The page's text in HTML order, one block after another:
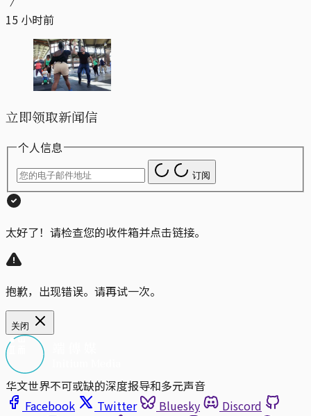
15 小时前
立即领取新闻信
个人信息
订阅
太好了！请检查您的收件箱并点击链接。
抱歉，出现错误。请再试一次。
关闭
华文世界不可或缺的深度报导和多元声音
Facebook
Twitter Bluesky
Discord